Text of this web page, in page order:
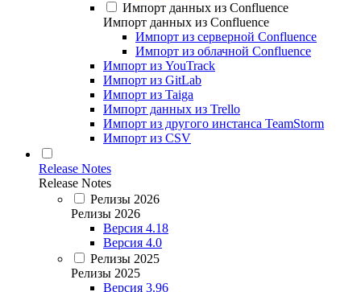
Импорт данных из Confluence
Импорт данных из Confluence
Импорт из серверной Confluence
Импорт из облачной Confluence
Импорт из YouTrack
Импорт из GitLab
Импорт из Taiga
Импорт данных из Trello
Импорт из другого инстанса TeamStorm
Импорт из CSV
Release Notes
Release Notes
Релизы 2026
Релизы 2026
Версия 4.18
Версия 4.0
Релизы 2025
Релизы 2025
Версия 3.96